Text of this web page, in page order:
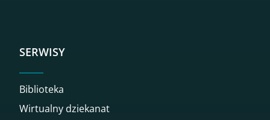
SERWISY
Biblioteka
Wirtualny dziekanat